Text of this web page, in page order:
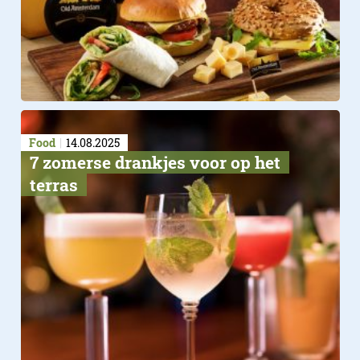
Food 14.08.2025
7 zomerse drankjes voor op het
terras